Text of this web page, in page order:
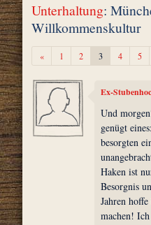
Unterhaltung:
Willkommenskultur
«Zurück1 2 3 4 5
Ex-
Und
genügt
besorgten
Haken ist
Besorgnis
Jahren
machen!